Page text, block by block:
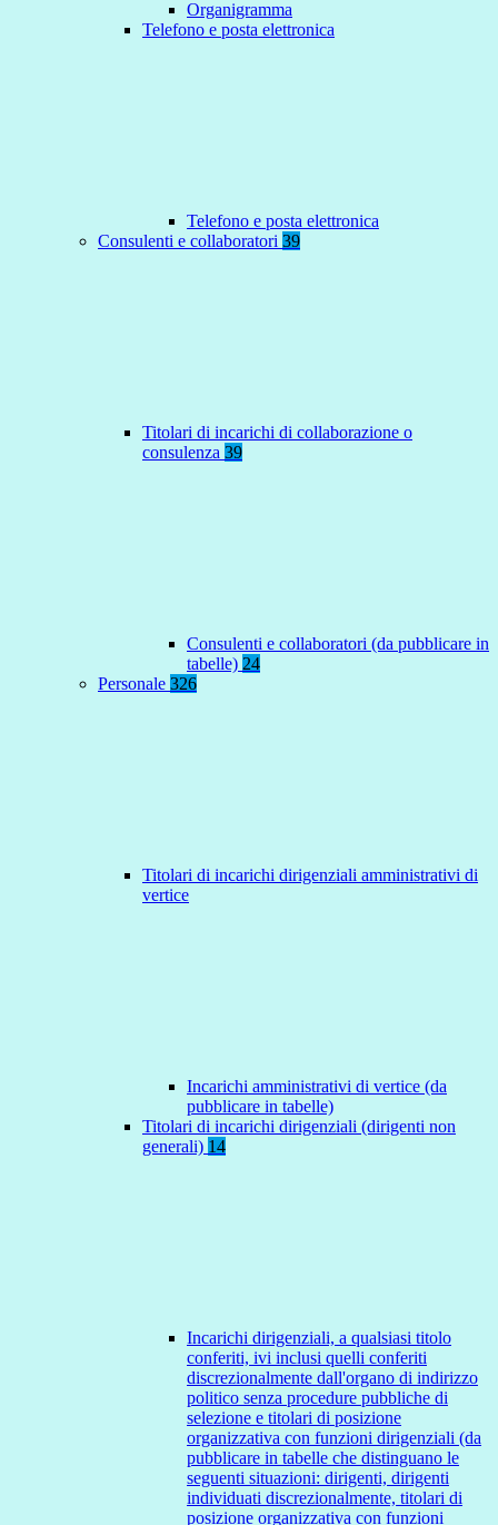
Organigramma
Telefono e posta elettronica
Telefono e posta elettronica
Consulenti e collaboratori 39
Titolari di incarichi di collaborazione o
consulenza 39
Consulenti e collaboratori (da pubblicare in
tabelle) 24
Personale 326
Titolari di incarichi dirigenziali amministrativi di
vertice
Incarichi amministrativi di vertice (da
pubblicare in tabelle)
Titolari di incarichi dirigenziali (dirigenti non
generali) 14
Incarichi dirigenziali, a qualsiasi titolo
conferiti, ivi inclusi quelli conferiti
discrezionalmente dall'organo di indirizzo
politico senza procedure pubbliche di
selezione e titolari di posizione
organizzativa con funzioni dirigenziali (da
pubblicare in tabelle che distinguano le
seguenti situazioni: dirigenti, dirigenti
individuati discrezionalmente, titolari di
posizione organizzativa con funzioni